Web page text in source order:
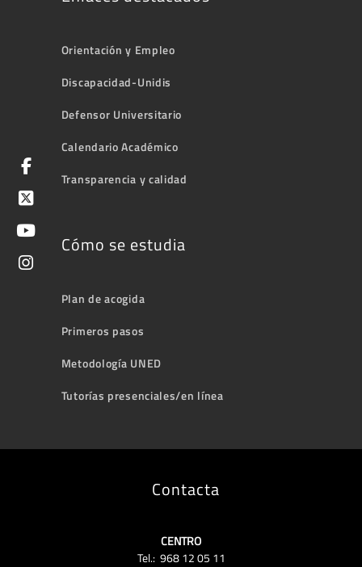
Orientación y Empleo
Discapacidad-Unidis
Defensor Universitario
Calendario Académico
Transparencia y calidad
Cómo se estudia
Plan de acogida
Primeros pasos
Metodología UNED
Tutorías presenciales/en línea
Contacta
CENTRO
Tel.: 968 12 05 11